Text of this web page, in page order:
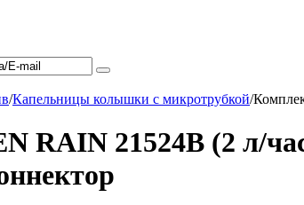
/Капельницы колышки с микротрубкой/
RAIN 21524B (2 л/